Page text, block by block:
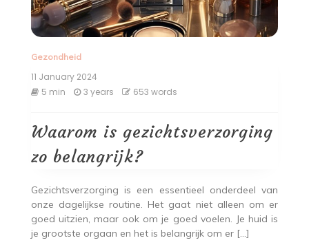
Gezondheid
11 January 2024
5 min
3 years 653 words
Waarom is gezichtsverzorging
zo belangrijk?
Gezichtsverzorging is een essentieel onderdeel van
onze dagelijkse routine. Het gaat niet alleen om er
goed uitzien, maar ook om je goed voelen. Je huid is
je grootste orgaan en het is belangrijk om er […]